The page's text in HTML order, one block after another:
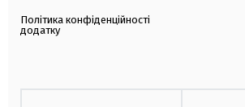
Політика конфіденційності
додатку